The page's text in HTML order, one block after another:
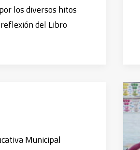
los diversos hitos
del Libro
Municipal